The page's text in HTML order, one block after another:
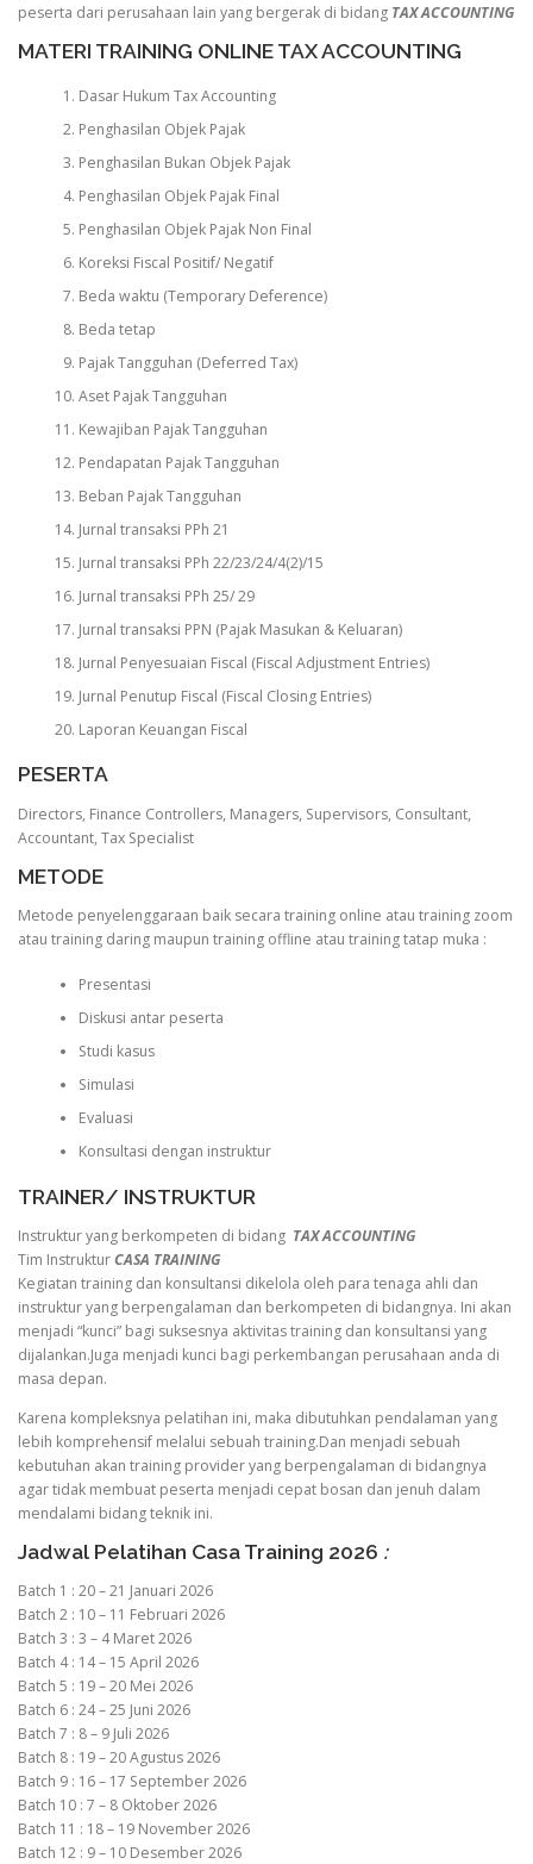
peserta dari perusahaan lain yang bergerak di bidang TAX ACCOUNTING
MATERI TRAINING ONLINE TAX ACCOUNTING
Dasar Hukum Tax Accounting
Penghasilan Objek Pajak
Penghasilan Bukan Objek Pajak
Penghasilan Objek Pajak Final
Penghasilan Objek Pajak Non Final
Koreksi Fiscal Positif/ Negatif
Beda waktu (Temporary Deference)
Beda tetap
Pajak Tangguhan (Deferred Tax)
Aset Pajak Tangguhan
Kewajiban Pajak Tangguhan
Pendapatan Pajak Tangguhan
Beban Pajak Tangguhan
Jurnal transaksi PPh 21
Jurnal transaksi PPh 22/23/24/4(2)/15
Jurnal transaksi PPh 25/ 29
Jurnal transaksi PPN (Pajak Masukan & Keluaran)
Jurnal Penyesuaian Fiscal (Fiscal Adjustment Entries)
Jurnal Penutup Fiscal (Fiscal Closing Entries)
Laporan Keuangan Fiscal
PESERTA
Directors, Finance Controllers, Managers, Supervisors, Consultant,
Accountant, Tax Specialist
METODE
Metode penyelenggaraan baik secara training online atau training zoom
atau training daring maupun training offline atau training tatap muka :
Presentasi
Diskusi antar peserta
Studi kasus
Simulasi
Evaluasi
Konsultasi dengan instruktur
TRAINER/ INSTRUKTUR
Instruktur yang berkompeten di bidang TAX ACCOUNTING
Tim InstrukturCASA TRAINING
Kegiatan training dan konsultansi dikelola oleh para tenaga ahli dan
instruktur yang berpengalaman dan berkompeten di bidangnya. Ini akan
menjadi “kunci” bagi suksesnya aktivitas training dan konsultansi yang
dijalankan.Juga menjadi kunci bagi perkembangan perusahaan anda di
masa depan.
Karena kompleksnya pelatihan ini, maka dibutuhkan pendalaman yang
lebih komprehensif melalui sebuah training.Dan menjadi sebuah
kebutuhan akan training provider yang berpengalaman di bidangnya
agar tidak membuat peserta menjadi cepat bosan dan jenuh dalam
mendalami bidang teknik ini.
Jadwal Pelatihan Casa Training 2026 :
Batch 1 : 20 – 21 Januari 2026
Batch 2 : 10 – 11 Februari 2026
Batch 3 : 3 – 4 Maret 2026
Batch 4 : 14 – 15 April 2026
Batch 5 : 19 – 20 Mei 2026
Batch 6 : 24 – 25 Juni 2026
Batch 7 : 8 – 9 Juli 2026
Batch 8 : 19 – 20 Agustus 2026
Batch 9 : 16 – 17 September 2026
Batch 10 : 7 – 8 Oktober 2026
Batch 11 : 18 – 19 November 2026
Batch 12 : 9 – 10 Desember 2026